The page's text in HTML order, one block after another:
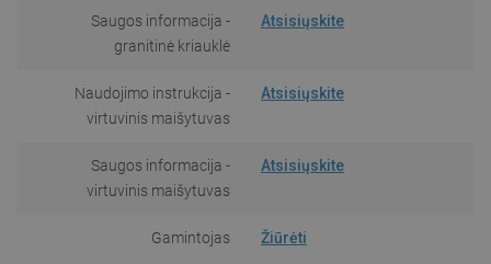
Saugos informacija -
granitinė kriauklė
Atsisiųskite
Naudojimo instrukcija -
virtuvinis maišytuvas
Atsisiųskite
Saugos informacija -
virtuvinis maišytuvas
Atsisiųskite
Gamintojas Žiūrėti